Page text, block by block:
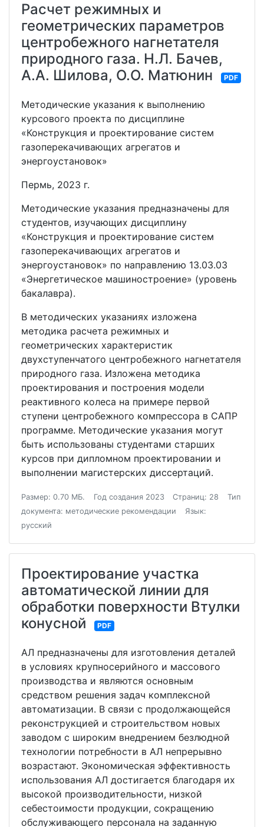
Расчет режимных и
геометрических параметров
центробежного нагнетателя
природного газа. Н.Л. Бачев,
А.А. Шилова, О.О. Матюнин
PDF
Методические указания к выполнению
курсового проекта по дисциплине
«Конструкция и проектирование систем
газоперекачивающих агрегатов и
энергоустановок»
Пермь, 2023 г.
Методические указания предназначены для
студентов, изучающих дисциплину
«Конструкция и проектирование систем
газоперекачивающих агрегатов и
энергоустановок» по направлению 13.03.03
«Энергетическое машиностроение» (уровень
бакалавра).
В методических указаниях изложена
методика расчета режимных и
геометрических характеристик
двухступенчатого центробежного нагнетателя
природного газа. Изложена методика
проектирования и построения модели
реактивного колеса на примере первой
ступени центробежного компрессора в САПР
программе. Методические указания могут
быть использованы студентами старших
курсов при дипломном проектировании и
выполнении магистерских диссертаций.
Размер: 0.70 МБ. Год создания 2023 Страниц: 28
Тип
документа: методические рекомендации
Язык:
русский
Проектирование участка
автоматической линии для
обработки поверхности Втулки
конусной
PDF
АЛ предназначены для изготовления деталей
в условиях крупносерийного и массового
производства и являются основным
средством решения задач комплексной
автоматизации. В связи с продолжающейся
реконструкцией и строительством новых
заводом с широким внедрением безлюдной
технологии потребности в АЛ непрерывно
возрастают. Экономическая эффективность
использования АЛ достигается благодаря их
высокой производительности, низкой
себестоимости продукции, сокращению
обслуживающего персонала на заданную